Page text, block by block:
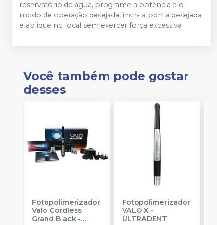
reservatório de água, programe a potência e o
modo de operação desejada, insira a ponta desejada
e aplique no local sem exercer força excessiva
Você também pode gostar
desses
Fotopolimerizador
Valo Cordless
Grand Black -
Fotopolimerizador
VALO X-
ULTRADENT